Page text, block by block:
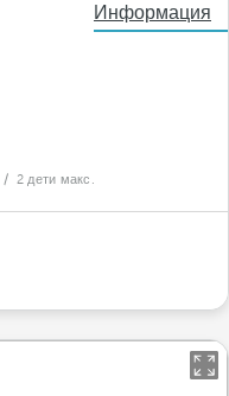
Информация
/ 2 дети макс.